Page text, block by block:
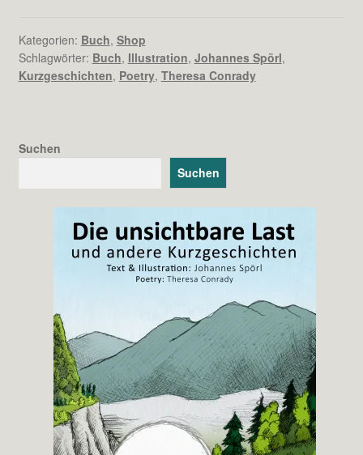
ist
da:
Kategorien: Buch, Shop
Schlagwörter: Buch, Illustration, Johannes Spörl,
Kurzgeschichten, Poetry, Theresa Conrady
Suchen
Suchen